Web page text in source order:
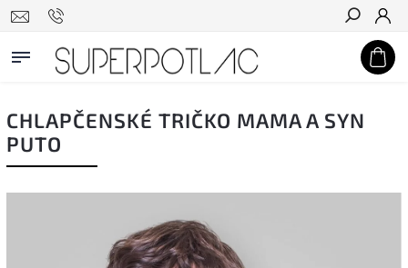
Hľadať
CHLAPČENSKÉ TRIČKO MAMA A SYN
PUTO